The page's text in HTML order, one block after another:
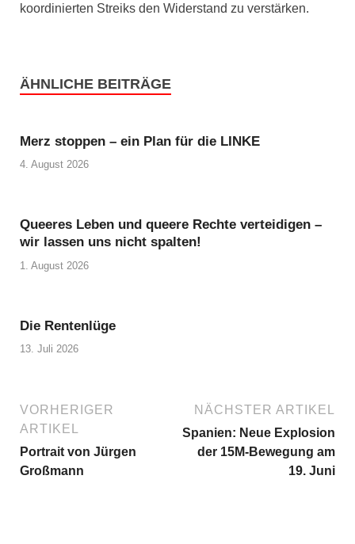
koordinierten Streiks den Widerstand zu verstärken.
ÄHNLICHE BEITRÄGE
Merz stoppen – ein Plan für die LINKE
4. August 2026
Queeres Leben und queere Rechte verteidigen –
wir lassen uns nicht spalten!
1. August 2026
Die Rentenlüge
13. Juli 2026
VORHERIGER
ARTIKEL
Portrait von Jürgen
Großmann
NÄCHSTER ARTIKEL
Spanien: Neue Explosion
der 15M-Bewegung am
19. Juni